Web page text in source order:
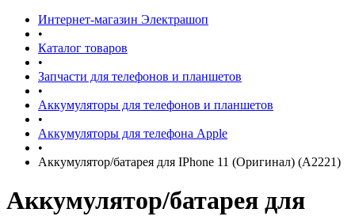
Интернет-магазин Электрашоп
•
Каталог товаров
•
Запчасти для телефонов и планшетов
•
Аккумуляторы для телефонов и планшетов
•
Аккумуляторы для телефона Apple
•
Аккумулятор/батарея для IPhone 11 (Оригинал) (A2221)
Аккумулятор/батарея для